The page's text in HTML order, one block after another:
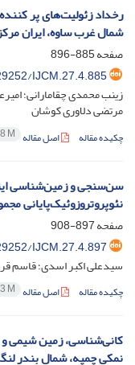
رخداد زئولیت‌های پر
شمال غرب ساوه، ایران
صفحه885-896
IJCM.27.4.885
زینب محمدی چقامارانی؛
مرتضی دلاوری کوشان
چکیده مقاله اصل مقاله M
سن‌سنجی و زمین‌شناسی
نئوپروتروزوئیک‌پایانی
صفحه897-908
IJCM.27.4.897
سیدعلی اکبر اسدی؛ قاسم
چکیده مقاله اصل مقاله M
کانی‌شناسی، زمین
نمکی چمپه، شمال بندر